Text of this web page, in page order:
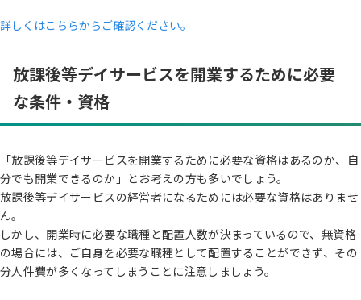
詳しくはこちらからご確認ください。
放課後等デイサービスを開業するために必要
な条件・資格
「放課後等デイサービスを開業するために必要な資格はあるのか、自
分でも開業できるのか」とお考えの方も多いでしょう。
放課後等デイサービスの経営者になるためには必要な資格はありませ
ん。
しかし、開業時に必要な職種と配置人数が決まっているので、無資格
の場合には、ご自身を必要な職種として配置することができず、その
分人件費が多くなってしまうことに注意しましょう。